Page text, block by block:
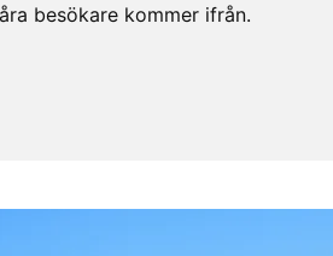
besökare kommer ifrån.